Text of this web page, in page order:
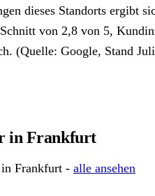
dieses Standorts ergibt
von 2,8 von 5,
(Quelle: Google, Stand
in Frankfurt
Frankfurt - alle ansehen